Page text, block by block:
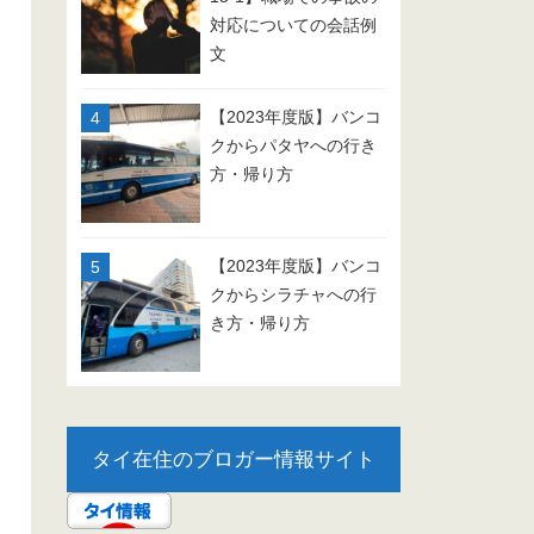
対応についての会話例
文
【2023年度版】バンコ
クからパタヤへの行き
方・帰り方
【2023年度版】バンコ
クからシラチャへの行
き方・帰り方
タイ在住のブロガー情報サイト